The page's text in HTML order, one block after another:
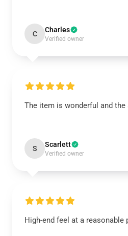
C Charles
Verified owner
The item is wonderful and
S Scarlett
Verified owner
High-end feel at a reasonable